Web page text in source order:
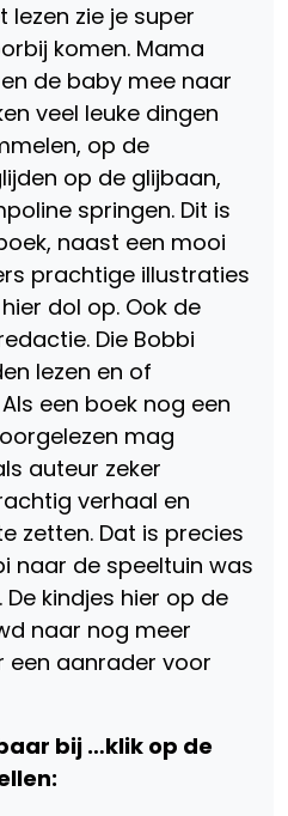
lezen zie je super
komen. Mama
de baby mee naar
veel leuke dingen
op de
op de glijbaan,
springen. Dit is
naast een mooi
prachtige illustraties
dol op. Ook de
Die Bobbi
lezen en of
een boek nog een
mag
auteur zeker
verhaal en
zetten. Dat is precies
naar de speeltuin was
kindjes hier op de
naar nog meer
een aanrader voor
bij …klik op de